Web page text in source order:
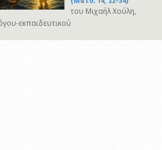
του Μιχαήλ Χούλη,
εκπαιδευτικού